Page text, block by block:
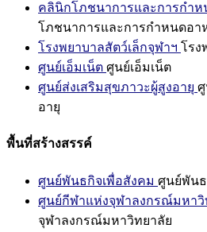
คลินิกโภชนาการและการกำห
โภชนาการและการกำหนดอา
โรงพยาบาลสัตว์เล็กจุฬาฯ โรง
ศูนย์เอ็มเน็ต ศูนย์เอ็มเน็ต
ศูนย์ส่งเสริมสุขภาวะผู้สูงอายุ ศู
อายุ
พื้นที่สร้างสรรค์
ศูนย์พันธกิจเพื่อสังคม ศูนย์พันธ
ศูนย์กีฬาแห่งจุฬาลงกรณ์มหาวิ
จุฬาลงกรณ์มหาวิทยาลัย